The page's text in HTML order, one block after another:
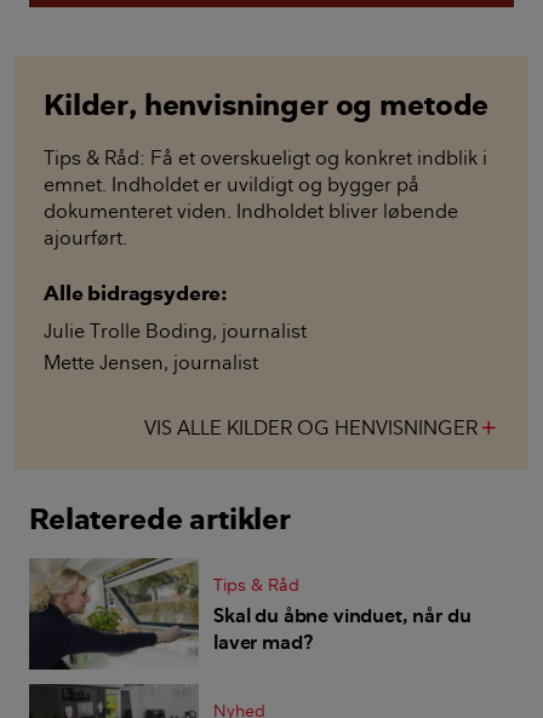
Kilder, henvisninger og metode
Tips & Råd: Få et overskueligt og konkret indblik i
emnet. Indholdet er uvildigt og bygger på
dokumenteret viden. Indholdet bliver løbende
ajourført.
Alle bidragsydere:
Julie Trolle Boding, journalist
Mette Jensen, journalist
VIS ALLE KILDER OG HENVISNINGER
Relaterede artikler
Tips & Råd
Skal du åbne vinduet, når du
laver mad?
Nyhed